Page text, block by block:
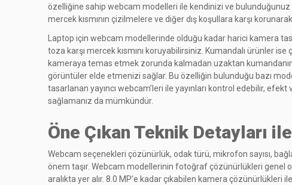
özelliğine sahip webcam modelleri ile kendinizi ve bulunduğunuz
mercek kısmının çizilmelere ve diğer dış koşullara karşı
Laptop için webcam modellerinde olduğu kadar harici kamera
toza karşı mercek kısmını koruyabilirsiniz. Kumandalı ürünler
kameraya temas etmek zorunda kalmadan uzaktan
görüntüler elde etmenizi sağlar. Bu özelliğin bulunduğu bazı
tasarlanan yayıncı webcam’leri ile yayınları kontrol edebilir,
sağlamanız da mümkündür.
Öne Çıkan Teknik Detayları
Webcam seçenekleri çözünürlük, odak türü, mikrofon sayısı,
önem taşır. Webcam modellerinin fotoğraf çözünürlükleri genel
aralıkta yer alır. 8.0 MP’e kadar çıkabilen kamera